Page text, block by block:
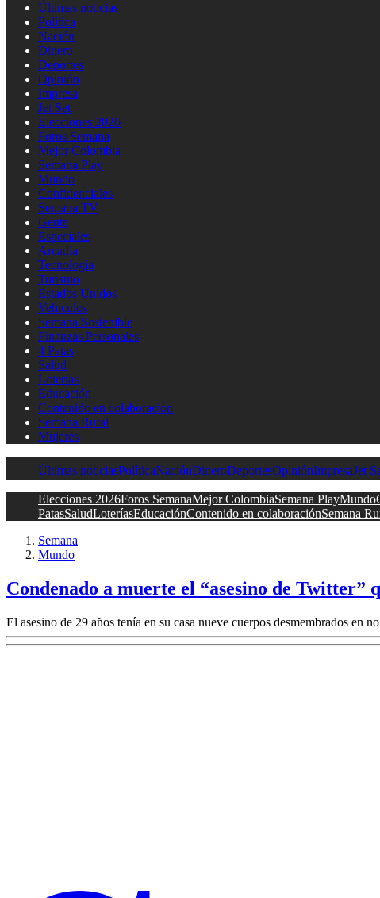
Últimas noticias
Política
Nación
Dinero
Deportes
Opinión
Impresa
Jet Set
Elecciones 2026
Foros Semana
Mejor Colombia
Semana Play
Mundo
Confidenciales
Semana TV
Gente
Especiales
Arcadia
Tecnología
Turismo
Estados Unidos
Vehículos
Semana Sostenible
Finanzas Personales
4 Patas
Salud
Loterías
Educación
Contenido en colaboración
Semana Rural
Mujeres
Últimas noticiasPolíticaNaciónDineroDeportesOpiniónImpresaJet
Elecciones 2026Foros SemanaMejor ColombiaSemana PlayMundo
PatasSaludLoteríasEducaciónContenido en colaboraciónSemana
Semana|
Mundo
Condenado a muerte el “asesino de Twitter”
El asesino de 29 años tenía en su casa nueve cuerpos desmembrados en